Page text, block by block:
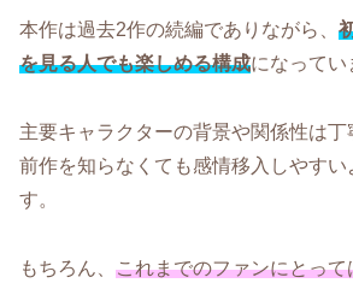
本作は過去2作の続編でありながら、
を見る人でも楽しめる構成になってい
主要キャラクターの背景や関係性は丁
前作を知らなくても感情移入しやすい
す。
もちろん、 これまでのファンにとって